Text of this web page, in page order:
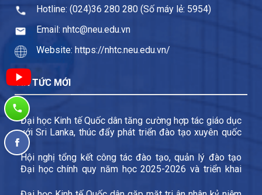
Hotline: (024)36 280 280 (Số máy lẻ: 5954)
Email: nhtc@neu.edu.vn
Website: https://nhtc.neu.edu.vn/
TIN TỨC MỚI
Đại học Kinh tế Quốc dân tăng cường hợp tác giáo dục
với Sri Lanka, thúc đẩy phát triển đào tạo xuyên quốc
gia và trao đổi sinh viên
Hội nghị tổng kết công tác đào tạo, quản lý đào tạo
Đại học chính quy năm học 2025-2026 và triển khai